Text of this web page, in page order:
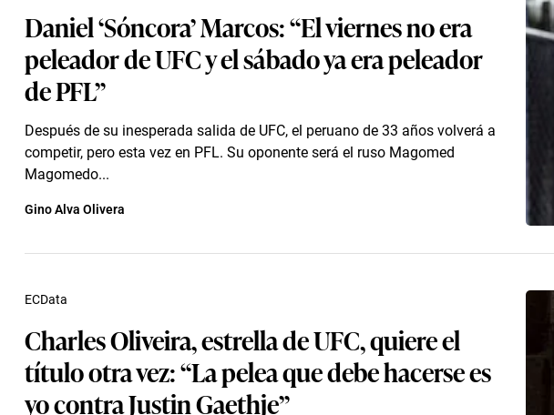
Daniel ‘Sóncora’ Marcos: “El viernes no era
peleador de UFC y el sábado ya era peleador
de PFL”
Después de su inesperada salida de UFC, el peruano de 33 años volverá a
competir, pero esta vez en PFL. Su oponente será el ruso Magomed
Magomedo...
Gino Alva Olivera
Charles Oliveira, estrella de UFC, quiere el
título otra vez: “La pelea que debe hacerse es
yo contra Justin Gaethje”
ECData